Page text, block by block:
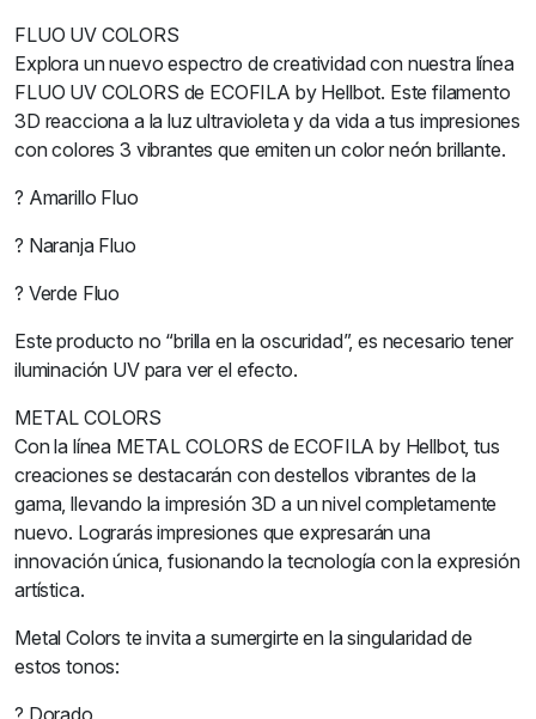
FLUO UV COLORS
Explora un nuevo espectro de creatividad con nuestra línea
FLUO UV COLORS de ECOFILA by Hellbot. Este filamento
3D reacciona a la luz ultravioleta y da vida a tus impresiones
con colores 3 vibrantes que emiten un color neón brillante.
? Amarillo Fluo
? Naranja Fluo
? Verde Fluo
Este producto no “brilla en la oscuridad”, es necesario tener
iluminación UV para ver el efecto.
METAL COLORS
Con la línea METAL COLORS de ECOFILA by Hellbot, tus
creaciones se destacarán con destellos vibrantes de la
gama, llevando la impresión 3D a un nivel completamente
nuevo. Lograrás impresiones que expresarán una
innovación única, fusionando la tecnología con la expresión
artística.
Metal Colors te invita a sumergirte en la singularidad de
estos tonos:
? Dorado